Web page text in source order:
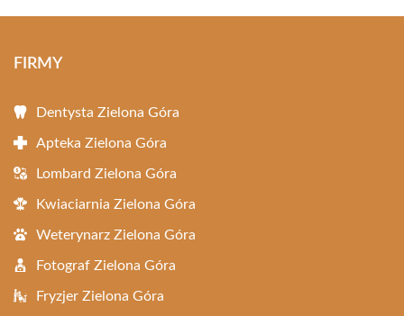
FIRMY
Dentysta Zielona Góra
Apteka Zielona Góra
Lombard Zielona Góra
Kwiaciarnia Zielona Góra
Weterynarz Zielona Góra
Fotograf Zielona Góra
Fryzjer Zielona Góra